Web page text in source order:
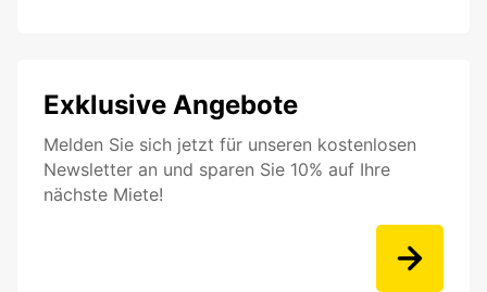
Exklusive Angebote
Melden Sie sich jetzt für unseren kostenlosen
Newsletter an und sparen Sie 10% auf Ihre
nächste Miete!